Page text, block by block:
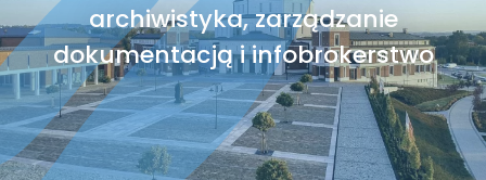
archiwistyka, zarządzanie
dokumentacją i infobrokerstwo